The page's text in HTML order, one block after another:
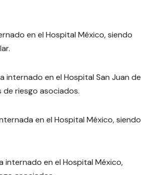
en el Hospital México, siendo
en el Hospital San Juan de
riesgo asociados.
en el Hospital México, siendo
en el Hospital México,